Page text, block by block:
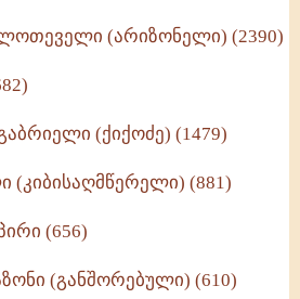
სახელმძღვანელო -
(არიზონელი) (2390)
(ქიქოძე) (1479)
(კიბისაღმწერელი) (881)
(656)
(განშორებული) (610)